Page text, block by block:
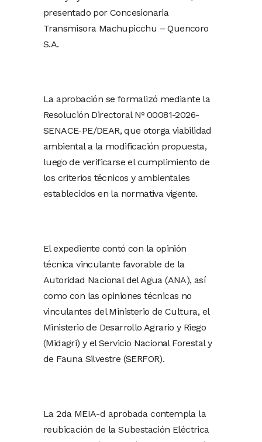
presentado por Concesionaria
Transmisora Machupicchu – Quencoro
S.A.
La aprobación se formalizó mediante la
Resolución Directoral Nº 00081-2026-
SENACE-PE/DEAR, que otorga viabilidad
ambiental a la modificación propuesta,
luego de verificarse el cumplimiento de
los criterios técnicos y ambientales
establecidos en la normativa vigente.
El expediente contó con la opinión
técnica vinculante favorable de la
Autoridad Nacional del Agua (ANA), así
como con las opiniones técnicas no
vinculantes del Ministerio de Cultura, el
Ministerio de Desarrollo Agrario y Riego
(Midagri) y el Servicio Nacional Forestal y
de Fauna Silvestre (SERFOR).
La 2da MEIA-d aprobada contempla la
reubicación de la Subestación Eléctrica